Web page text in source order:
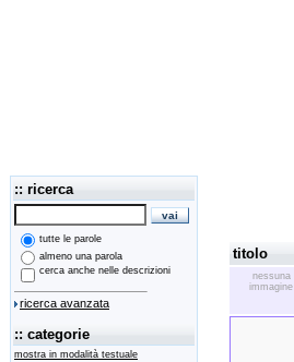
:: ricerca
tutte le parole
almeno una parola
cerca anche nelle descrizioni
ricerca avanzata
:: categorie
mostra in modalità testuale
titolo
nessuna
immagine